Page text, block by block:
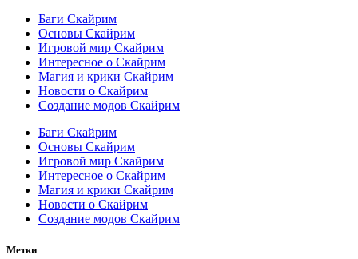
Баги Скайрим
Основы Скайрим
Игровой мир Скайрим
Интересное о Скайрим
Магия и крики Скайрим
Новости о Скайрим
Создание модов Скайрим
Баги Скайрим
Основы Скайрим
Игровой мир Скайрим
Интересное о Скайрим
Магия и крики Скайрим
Новости о Скайрим
Создание модов Скайрим
Метки